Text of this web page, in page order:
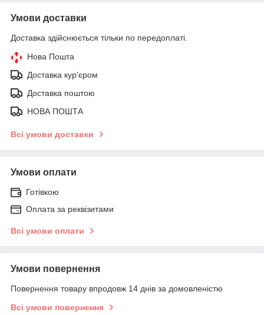
Умови доставки
Доставка здійснюється тільки по передоплаті.
Нова Пошта
Доставка кур'єром
Доставка поштою
НОВА ПОШТА
Всі умови доставки
Умови оплати
Готівкою
Оплата за реквізитами
Всі умови оплати
Умови повернення
Повернення товару впродовж 14 днів за домовленістю
Всі умови повернення